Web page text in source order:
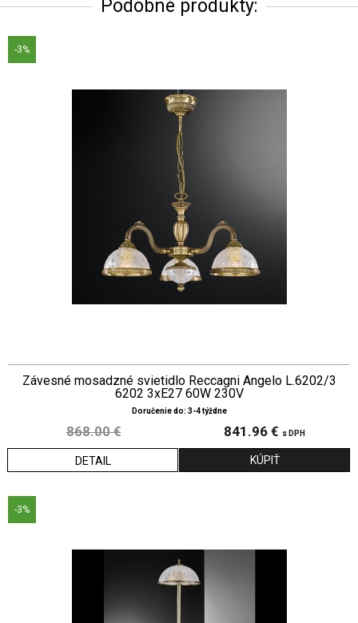
Podobné produkty:
-3%
Závesné mosadzné svietidlo Reccagni Angelo L.6202/3
6202 3xE27 60W 230V
Doručenie do: 3-4 týždne
868.00 € 841.96 € s DPH
DETAIL
-3%